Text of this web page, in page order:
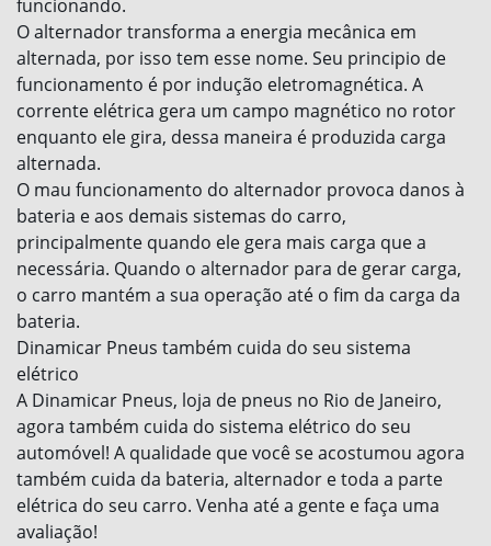
funcionando.
O alternador transforma a energia mecânica em
alternada, por isso tem esse nome. Seu principio de
funcionamento é por indução eletromagnética. A
corrente elétrica gera um campo magnético no rotor
enquanto ele gira, dessa maneira é produzida carga
alternada.
O mau funcionamento do alternador provoca danos à
bateria e aos demais sistemas do carro,
principalmente quando ele gera mais carga que a
necessária. Quando o alternador para de gerar carga,
o carro mantém a sua operação até o fim da carga da
bateria.
Dinamicar Pneus também cuida do seu sistema
elétrico
A Dinamicar Pneus, loja de pneus no Rio de Janeiro,
agora também cuida do sistema elétrico do seu
automóvel! A qualidade que você se acostumou agora
também cuida da bateria, alternador e toda a parte
elétrica do seu carro. Venha até a gente e faça uma
avaliação!